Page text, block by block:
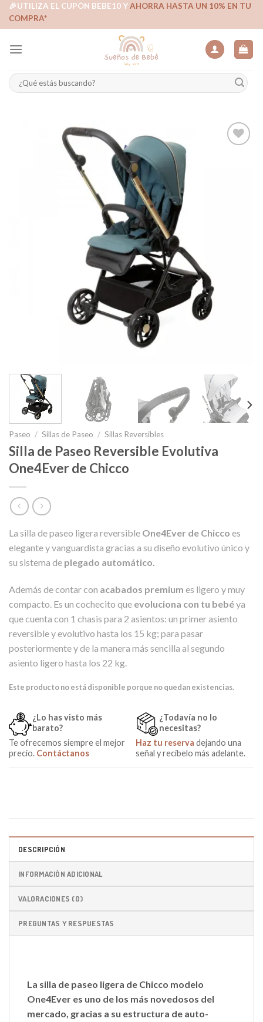
Skip🎉UTILIZA EL CUPÓN BEBE10 YAHORRA HASTA UN 10% EN TU
COMPRA*
Buscar
por:
Paseo / Sillas de Paseo / Sillas Reversibles
Silla de Paseo Reversible Evolutiva
One4Ever de Chicco
La silla de paseo ligera reversible One4Ever de Chicco es
elegante y vanguardista gracias a su diseño evolutivo único y
su sistema de plegado automático.
Además de contar con acabados premium es ligero y muy
compacto. Es un cochecito que evoluciona con tu bebéya
que cuenta con 1 chasis para 2 asientos: un primer asiento
reversible y evolutivo hasta los 15 kg; para pasar
posteriormente y de la manera más sencilla al segundo
asiento ligero hasta los 22 kg.
Este producto no está disponible porque no quedan existencias.
¿Lo has visto más
barato?
Te ofrecemos siempre el mejor
precio. Contáctanos
¿Todavía no lo
necesitas?
Haz tu reserva dejando una
señal y recíbelo más adelante.
DESCRIPCIÓN
INFORMACIÓN ADICIONAL
VALORACIONES (0)
PREGUNTAS Y RESPUESTAS
La silla de paseo ligera de Chicco modelo
One4Ever es uno de los más novedosos del
mercado, gracias a su estructura de auto-